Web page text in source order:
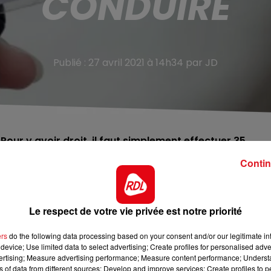
Publié : 27 avril 2021 à 14h34 par JD
y avoir droit, il faut simplement effectuer 35
: l’offre du Pas-de-Calais aux jeunes de 15 à 25 ans,
est éligible au dispositif. Pour en bénéficier,
d’une association du département. Il doit se faire
populaire, culturelle, artistique, sportive,
Cœur, la SPA, le Secours Populaire, Emmaüs, La Croix
Le respect de votre vie privée est notre priorité
do the following data processing based on your consent and/or our legitimate
Use limited data to select advertising; Create profiles for personalised
Measure advertising performance; Measure content performance;
of data from different sources; Develop and improve services; Create profiles to